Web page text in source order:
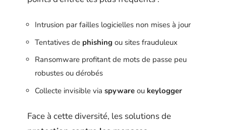
Intrusion par failles logicielles non mises à jour
Tentatives de phishing ou sites frauduleux
Ransomware profitant de mots de passe peu
robustes ou dérobés
Collecte invisible via spyware ou keylogger
Face à cette diversité, les solutions de